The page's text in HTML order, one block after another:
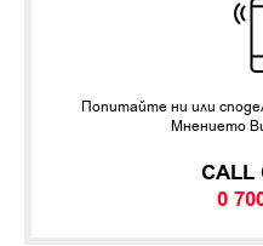
Попитайте ни или
Мнението
CALL
0